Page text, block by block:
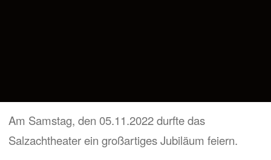
Am Samstag, den 05.11.2022 durfte das
Salzachtheater ein großartiges Jubiläum feiern.